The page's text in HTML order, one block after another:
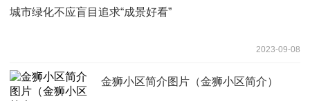
城市绿化不应盲目追求“成景好看”
2023-09-08
金狮小区简介图片（金狮小区简介）